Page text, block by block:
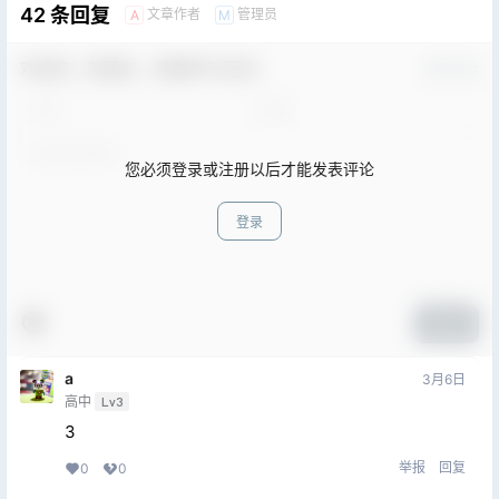
42 条回复 A 文章作者 M 管理员
您必须登录或注册以后才能发表评论
登录
a
高中 Lv3
3月6日
3
0 0 举报 回复